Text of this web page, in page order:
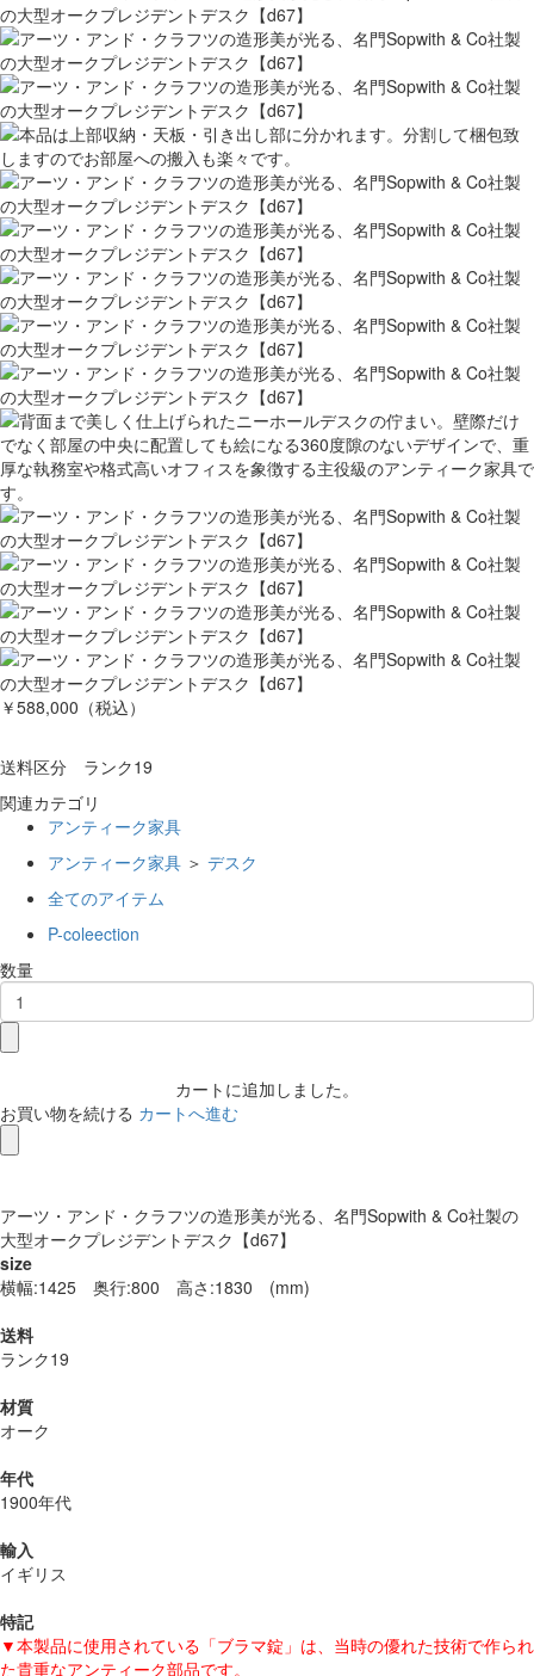
￥588,000 （税込）
送料区分 ランク19
関連カテゴリ
アンティーク家具
アンティーク家具 ＞ デスク
全てのアイテム
P-coleection
数量
カートに追加しました。
お買い物を続ける カートへ進む
アーツ・アンド・クラフツの造形美が光る、名門Sopwith & Co社製の
大型オークプレジデントデスク【d67】
size
横幅:1425 奥行:800 高さ:1830 (mm)
送料
ランク19
材質
オーク
年代
1900年代
輸入
イギリス
特記
▼本製品に使用されている「ブラマ錠」は、当時の優れた技術で作られ
た貴重なアンティーク部品です。